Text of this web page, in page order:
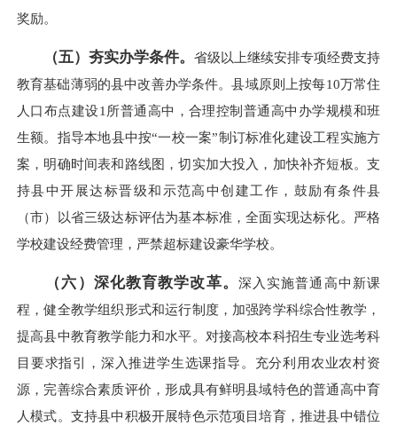
奖励。
（五）夯实办学条件。 省级以上继续安排专项经费支持
教育基础薄弱的县中改善办学条件。县域原则上按每10万常住
人口布点建设1所普通高中，合理控制普通高中办学规模和班
生额。指导本地县中按“一校一案”制订标准化建设工程实施方
案，明确时间表和路线图，切实加大投入，加快补齐短板。支
持县中开展达标晋级和示范高中创建工作，鼓励有条件县
（市）以省三级达标评估为基本标准，全面实现达标化。严格
学校建设经费管理，严禁超标建设豪华学校。
（六）深化教育教学改革。 深入实施普通高中新课
程，健全教学组织形式和运行制度，加强跨学科综合性教学，
提高县中教育教学能力和水平。对接高校本科招生专业选考科
目要求指引，深入推进学生选课指导。充分利用农业农村资
源，完善综合素质评价，形成具有鲜明县域特色的普通高中育
人模式。支持县中积极开展特色示范项目培育，推进县中错位